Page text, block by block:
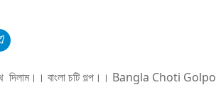
দিলাম।। বাংলা চটি গল্প।। Bangla Choti Golpo